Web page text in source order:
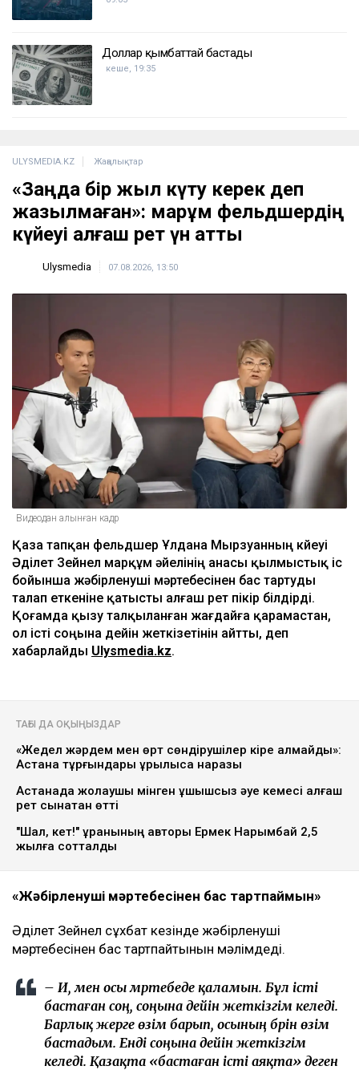
Доллар қымбаттай бастады
кеше, 19:35
ULYSMEDIA.KZ Жаңалықтар
«Заңда бір жыл күту керек деп
жазылмаған»: марқұм фельдшердің
күйеуі алғаш рет үн қатты
Ulysmedia 07.08.2026, 13:50
Видеодан алынған кадр
Қаза тапқан фельдшер Ұлдана Мырзуанның күйеуі
Әділет Зейнел марқұм әйелінің анасы қылмыстық іс
бойынша жәбірленуші мәртебесінен бас тартуды
талап еткеніне қатысты алғаш рет пікір білдірді.
Қоғамда қызу талқыланған жағдайға қарамастан,
ол істі соңына дейін жеткізетінін айтты, деп
хабарлайды Ulysmedia.kz.
ТАҒЫ ДА ОҚЫҢЫЗДАР
«Жедел жәрдем мен өрт сөндірушілер кіре алмайды»:
Астана тұрғындары құрылысқа наразы
Астанада жолаушы мінген ұшқышсыз әуе кемесі алғаш
рет сынақтан өтті
"Шал, кет!" ұранының авторы Ермек Нарымбай 2,5
жылға сотталды
«Жәбірленуші мәртебесінен бас тартпаймын»
Әділет Зейнел сұхбат кезінде жәбірленуші
мәртебесінен бас тартпайтынын мәлімдеді.
– Иә, мен осы мәртебеде қаламын. Бұл істі
бастаған соң, соңына дейін жеткізгім келеді.
Барлық жерге өзім барып, осының бәрін өзім
бастадым. Енді соңына дейін жеткізгім
келеді. Қазақта «бастаған істі аяқта» деген